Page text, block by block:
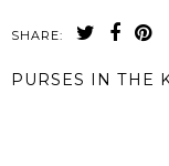
SHARE:
PURSES IN THE